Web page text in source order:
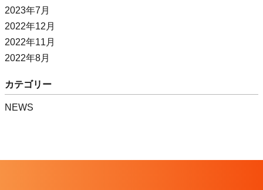
2023年7月
2022年12月
2022年11月
2022年8月
カテゴリー
NEWS